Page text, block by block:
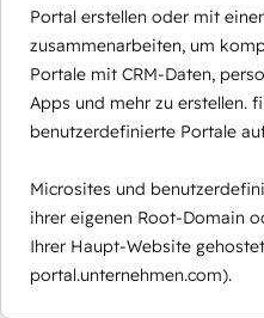
Portal erstellen oder mit
zusammenarbeiten, um
Portale mit CRM-Daten,
Apps und mehr zu erstellen.
benutzerdefinierte Portale
Microsites und
ihrer eigenen Root-Domain
Ihrer Haupt-Website
portal.unternehmen.com).